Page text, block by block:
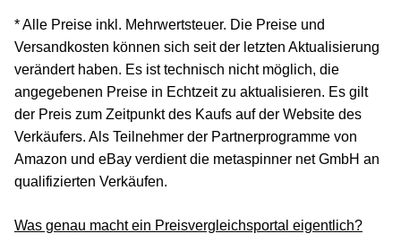
* Alle Preise inkl. Mehrwertsteuer. Die Preise und
Versandkosten können sich seit der letzten Aktualisierung
verändert haben. Es ist technisch nicht möglich, die
angegebenen Preise in Echtzeit zu aktualisieren. Es gilt
der Preis zum Zeitpunkt des Kaufs auf der Website des
Verkäufers. Als Teilnehmer der Partnerprogramme von
Amazon und eBay verdient die metaspinner net GmbH an
qualifizierten Verkäufen.
Was genau macht ein Preisvergleichsportal eigentlich?